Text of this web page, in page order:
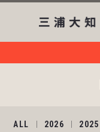
ALL 2026 2025